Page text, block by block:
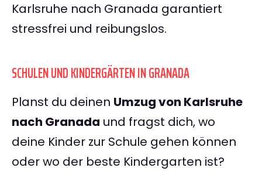
Karlsruhe nach Granada garantiert
stressfrei und reibungslos.
SCHULEN UND KINDERGÄRTEN IN GRANADA
Planst du deinen Umzug von Karlsruhe
nach Granada und fragst dich, wo
deine Kinder zur Schule gehen können
oder wo der beste Kindergarten ist?